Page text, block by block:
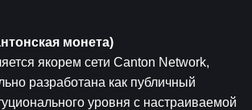
монета)
якорем сети Canton Network,
разработана как публичный
уровня с настраиваемой